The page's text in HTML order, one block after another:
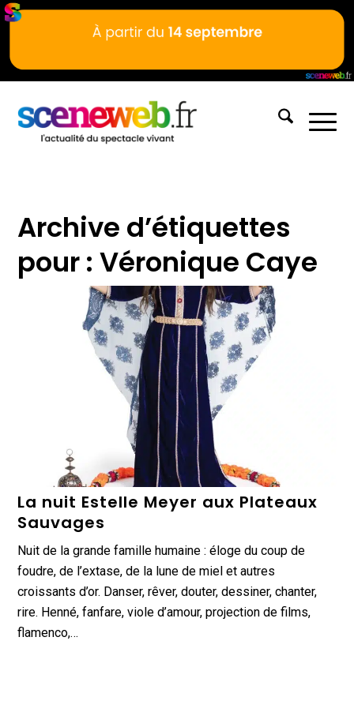
Archive d’étiquettes
pour :Véronique Caye
La nuit Estelle Meyer aux Plateaux
Sauvages
Nuit de la grande famille humaine : éloge du coup de
foudre, de l’extase, de la lune de miel et autres
croissants d’or. Danser, rêver, douter, dessiner, chanter,
rire. Henné, fanfare, viole d’amour, projection de films,
flamenco,…